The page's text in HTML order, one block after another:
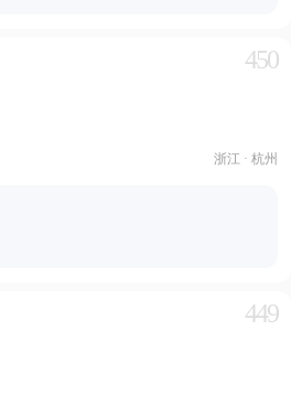
450
浙江 · 杭州
449